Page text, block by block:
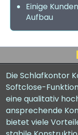
Einige
Aufbau
Die Schlafkontor
Softclose-
eine qualitativ
ansprechende
bietet viele